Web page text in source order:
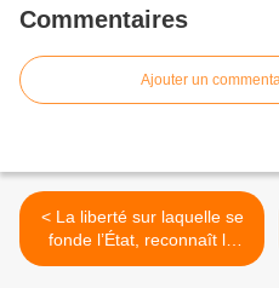
Commentaires
Ajouter un
< La liberté sur laquelle se
fonde l’État, reconnaît la
dimension religieuse de